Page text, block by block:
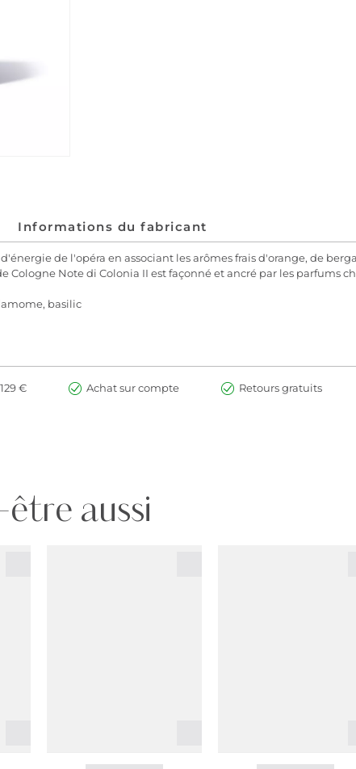
Informations du fabricant
de l'opéra en associant les arômes frais d'orange, de
Cologne Note di Colonia II est façonné et ancré par les parfums
basilic
€ Achat sur compte Retours gratuits
aussi